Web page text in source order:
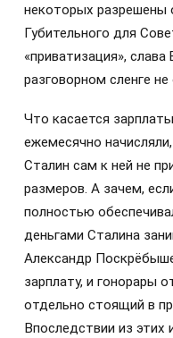
некоторых разрешены
Губительного для
«приватизация», слава
разговорном сленге
Что касается
ежемесячно
Сталин сам к ней не
размеров. А зачем,
полностью
деньгами Сталина
Александр
зарплату, и гонорары
отдельно стоящий в
Впоследствии из этих